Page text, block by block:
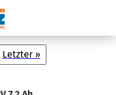
Letzter »